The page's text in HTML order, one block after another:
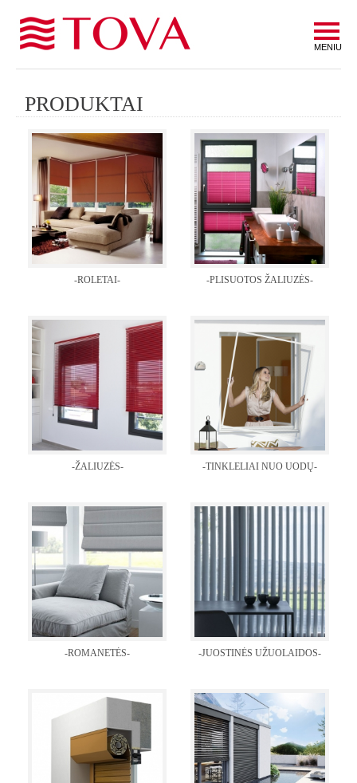
MENIU
PRODUKTAI
-ROLETAI- -PLISUOTOS ŽALIUZĖS-
-ŽALIUZĖS- -TINKLELIAI NUO UODŲ-
-ROMANETĖS- -JUOSTINĖS UŽUOLAIDOS-